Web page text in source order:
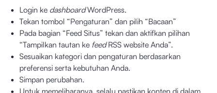
Login ke dashboardWordPress.
Tekan tombol “Pengaturan” dan pilih “Bacaan”
Pada bagian “Feed Situs” tekan dan aktifkan pilihan
“Tampilkan tautan ke feedRSS website Anda”.
Sesuaikan kategori dan pengaturan berdasarkan
preferensi serta kebutuhan Anda.
Simpan perubahan.